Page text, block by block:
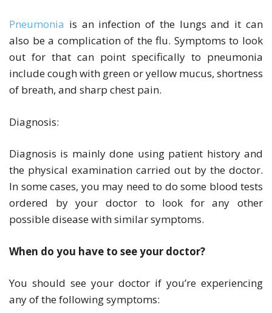
Pneumonia is an infection of the lungs and it can
also be a complication of the flu. Symptoms to look
out for that can point specifically to pneumonia
include cough with green or yellow mucus, shortness
of breath, and sharp chest pain.
Diagnosis:
Diagnosis is mainly done using patient history and
the physical examination carried out by the doctor.
In some cases, you may need to do some blood tests
ordered by your doctor to look for any other
possible disease with similar symptoms.
When do you have to see your doctor?
You should see your doctor if you’re experiencing
any of the following symptoms: